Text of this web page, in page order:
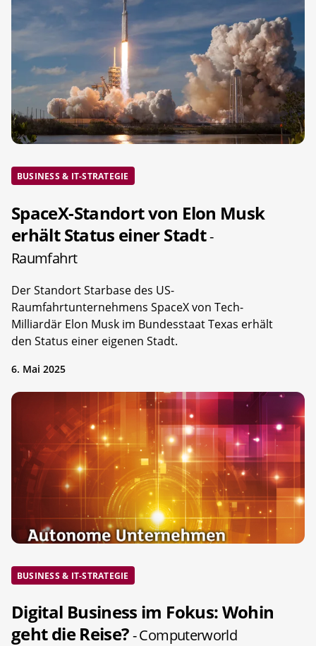
BUSINESS & IT-STRATEGIE
SpaceX-Standort von Elon Musk
erhält Status einer Stadt-
Raumfahrt
Der Standort Starbase des US-
Raumfahrtunternehmens SpaceX von Tech-
Milliardär Elon Musk im Bundesstaat Texas erhält
den Status einer eigenen Stadt.
6. Mai 2025
BUSINESS & IT-STRATEGIE
Digital Business im Fokus: Wohin
geht die Reise?- Computerworld